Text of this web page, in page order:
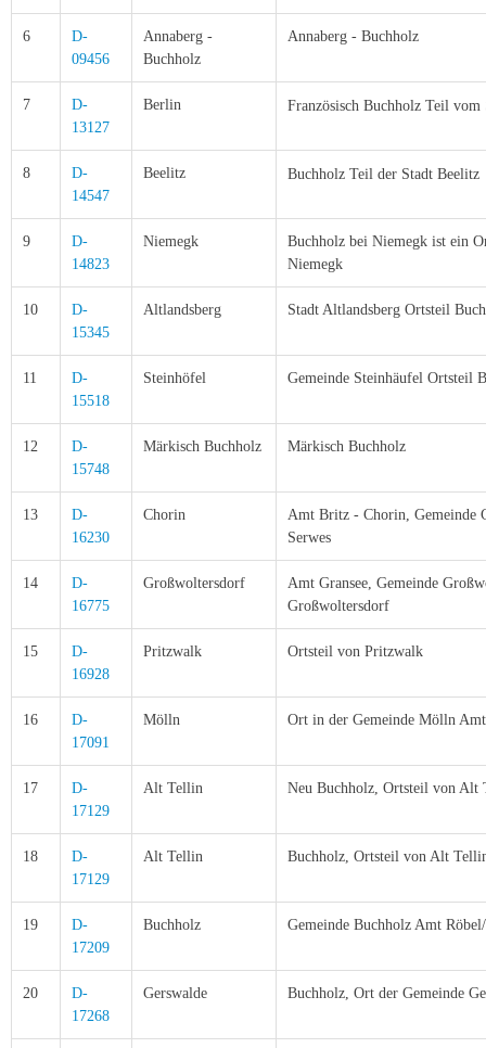
6
D-
09456
Annaberg -
Buchholz
Annaberg - Buchholz
7
D-
13127
Berlin Französisch Buchholz Teil vom
8
D-
14547
Beelitz Buchholz Teil der Stadt Beelitz
9
D-
14823
Niemegk
Buchholz bei Niemegk ist ein
Niemegk
10
D-
15345
Altlandsberg Stadt Altlandsberg Ortsteil
11
D-
15518
Steinhöfel Gemeinde Steinhäufel Ortsteil
12
D-
15748
Märkisch Buchholz Märkisch Buchholz
13
D-
16230
Chorin
Amt Britz - Chorin, Gemeinde
Serwes
14
D-
16775
Großwoltersdorf
Amt Gransee, Gemeinde
Großwoltersdorf
15
D-
16928
Pritzwalk Ortsteil von Pritzwalk
16
D-
17091
Mölln Ort in der Gemeinde Mölln Amt
17
D-
17129
Alt Tellin Neu Buchholz, Ortsteil von Alt
18
D-
17129
Alt Tellin Buchholz, Ortsteil von Alt
19
D-
17209
Buchholz Gemeinde Buchholz Amt
20
D-
17268
Gerswalde Buchholz, Ort der Gemeinde